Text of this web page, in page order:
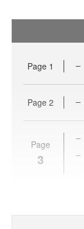
Page 1
Page 2
Page
3